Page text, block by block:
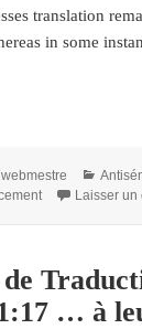
translation
in some
Auteur
webmestre
Laisser un
… à